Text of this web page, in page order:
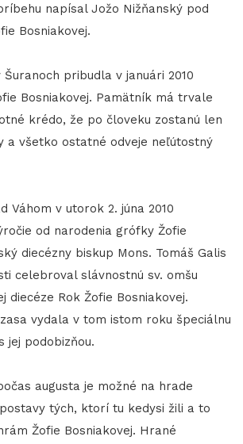
napísal Jožo Nižňanský pod
Bosniakovej.
pribudla v januári 2010
Bosniakovej. Pamätník má trvale
krédo, že po človeku zostanú len
a všetko ostatné odveje neľútostný
v utorok 2. júna 2010
od narodenia grófky Žofie
diecézny biskup Mons. Tomáš Galis
celebroval slávnostnú sv. omšu
diecéze Rok Žofie Bosniakovej.
vydala v tom istom roku špeciálnu
jej podobizňou.
augusta je možné na hrade
tých, ktorí tu kedysi žili a to
Žofie Bosniakovej. Hrané